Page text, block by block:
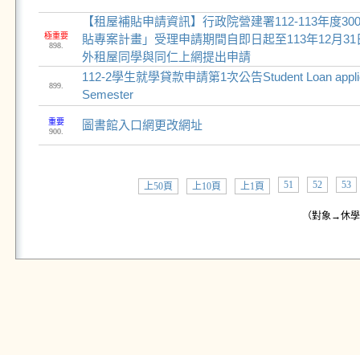
極重要
898.
【租屋補貼申請資訊】行政院營建署112-113年度
貼專案計畫」受理申請期間自即日起至113年12月
外租屋同學與同仁上網提出申請
899.
112-2學生就學貸款申請第1次公告Student Loan
Semester
重要
900.
圖書館入口網更改網址
上50頁 上10頁 上1頁 51 52 53
（對象→休